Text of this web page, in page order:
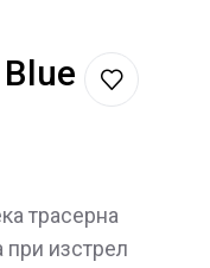
трасерна
при изстрел